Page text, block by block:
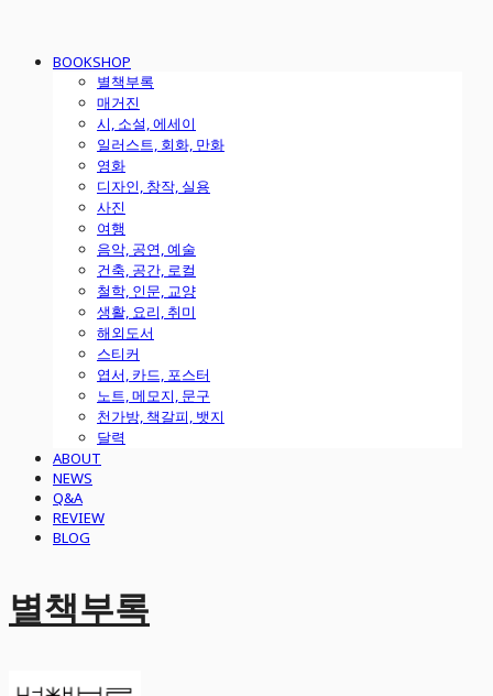
BOOKSHOP
별책부록
매거진
시, 소설, 에세이
일러스트, 회화, 만화
영화
디자인, 창작, 실용
사진
여행
음악, 공연, 예술
건축, 공간, 로컬
철학, 인문, 교양
생활, 요리, 취미
해외도서
스티커
엽서, 카드, 포스터
노트, 메모지, 문구
천가방, 책갈피, 뱃지
달력
ABOUT
NEWS
Q&A
REVIEW
BLOG
별책부록